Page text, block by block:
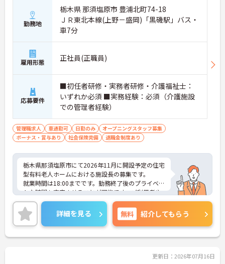
勤務地
栃木県 那須塩原市 豊浦北町74-18
ＪＲ東北本線(上野－盛岡)「黒磯駅」バス・
車7分
雇用形態 正社員(正職員)
応募要件
■初任者研修・実務者研修・介護福祉士：
いずれか必須 ■実務経験：必須（介護施設
での管理者経験）
管理職求人 車通勤可 日勤のみ
オープニングスタッフ募集
ボーナス・賞与あり
社会保険完備 退職金制度あり
栃木県那須塩原市にて2026年11月に開設予定の住宅
型有料老人ホームにおける施設長の募集です。
就業時間は18:00までです。勤務終了後のプライベー
トな時間も充実させることが可能です。ご利用者や
スタッフなど、どんな方とも円滑にコミュニケーシ
ョンをとれる方を募集しています。
ご興味のある方には、面接対策ポイントなど、さら
に詳細をご案内しますのでお気軽にご相談くださ
い！
詳細を見る 無料 紹介してもらう
更新日：2026年07月16日